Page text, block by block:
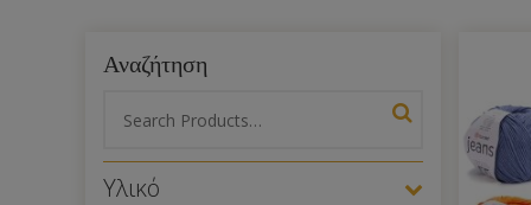
Αναζήτηση
Υλικό